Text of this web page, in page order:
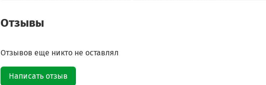
Отзывы
Отзывов еще никто не оставлял
Написать отзыв